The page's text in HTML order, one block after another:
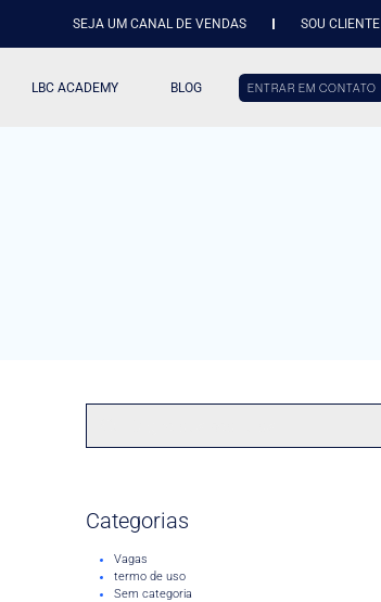
SEJA UM CANAL DE VENDAS SOU CLIENTE
LBC ACADEMY BLOG ENTRAR EM CONTATO
Categorias
Vagas
termo de uso
Sem categoria